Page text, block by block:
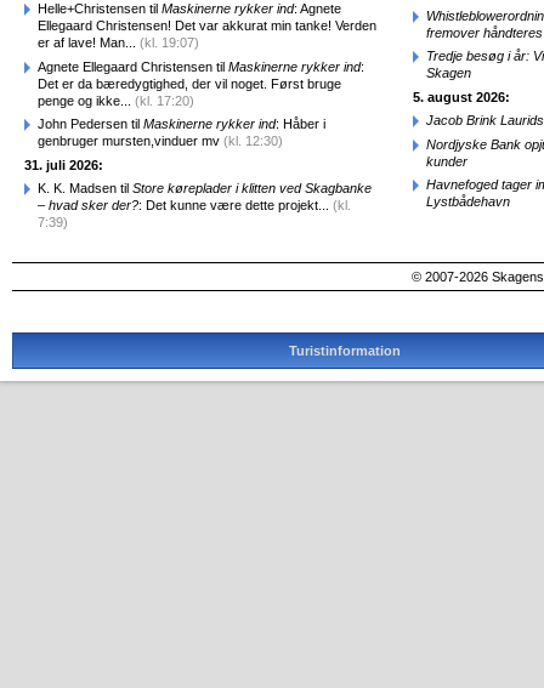
Helle+Christensen til Maskinerne rykker ind: Agnete
Ellegaard Christensen! Det var akkurat min tanke! Verden
er af lave! Man... (kl. 19:07)
Agnete Ellegaard Christensen til Maskinerne rykker ind:
Det er da bæredygtighed, der vil noget. Først bruge
penge og ikke... (kl. 17:20)
John Pedersen til Maskinerne rykker ind: Håber i
genbruger mursten,vinduer mv (kl. 12:30)
31. juli 2026:
K. K. Madsen til Store køreplader i klitten ved Skagbanke
– hvad sker der?: Det kunne være dette projekt... (kl.
7:39)
fremover
Tredje besøg i år:
Skagen
5. august 2026:
Jacob Brink
Nordjyske Bank
kunder
Havnefoged tager
Lystbådehavn
© 2007-2026
Turistinformation